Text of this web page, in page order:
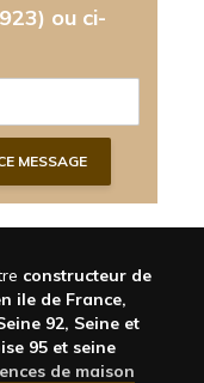
ou ci-
constructeur de
ile de France,
92, Seine et
95 et seine
de maison